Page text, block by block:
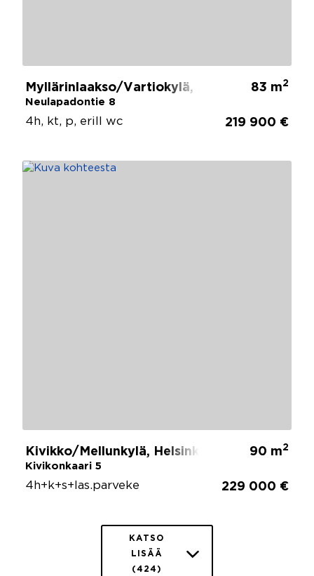
Myllärinlaakso/Vartiokylä, Helsinki
Neulapadontie 8
83 m2
4h, kt, p, erill wc 219 900 €
Kivikko/Mellunkylä, Helsinki
Kivikonkaari 5
90 m2
4h+k+s+las.parveke 229 000 €
KATSO
LISÄÄ
(424)